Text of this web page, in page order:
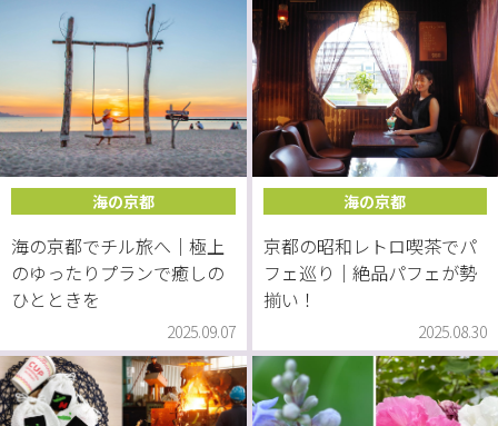
海の京都
海の京都でチル旅へ｜極上
のゆったりプランで癒しの
ひとときを
2025.09.07
海の京都
京都の昭和レトロ喫茶でパ
フェ巡り｜絶品パフェが勢
揃い！
2025.08.30